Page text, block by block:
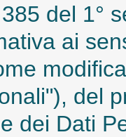
del 1°
ai
del
dei Dati